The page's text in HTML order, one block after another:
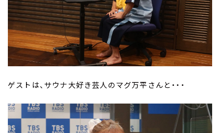
ゲストは、サウナ大好き芸人のマグ万平さんと・・・